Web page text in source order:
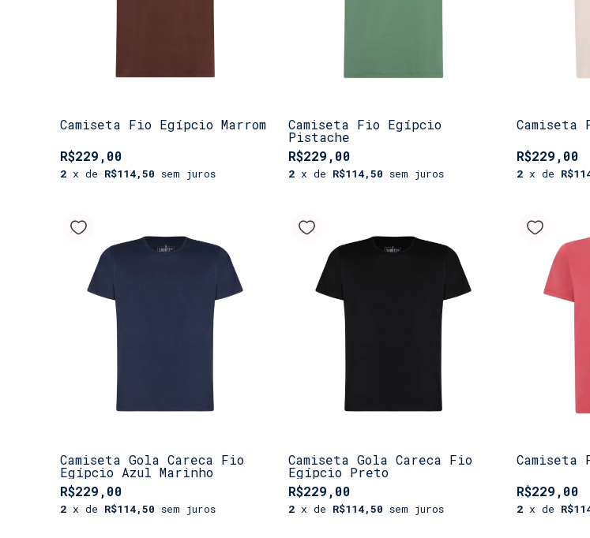
Camiseta Fio Egípcio Marrom
R$229,00
2 x de R$114,50 sem juros
Camiseta Fio Egípcio
Pistache
R$229,00
2 x de R$114,50 sem juros
R$229,00
2 x de
Camiseta Gola Careca Fio
Egípcio Azul Marinho
R$229,00
2 x de R$114,50 sem juros
Camiseta Gola Careca Fio
Egípcio Preto
R$229,00
2 x de R$114,50 sem juros
Camiseta
R$229,00
2 x de